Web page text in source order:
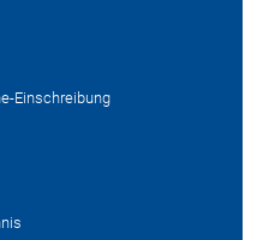
Einschreibung